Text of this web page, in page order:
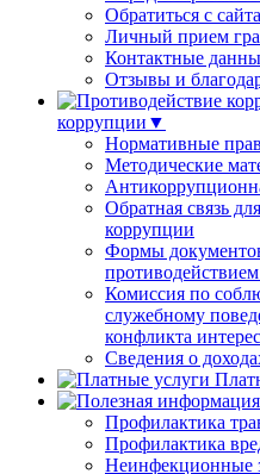
Обратиться с сайта
Личный прием
Контактные
Отзывы и
коррупции▼
Нормативные
Методические
Обратная связь
коррупции
Формы
Комиссия по
служебному
конфликта
Сведения о
Профилактика
Профилактика
Неинфекционные